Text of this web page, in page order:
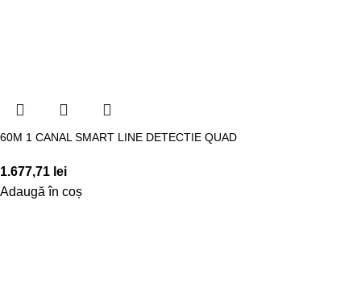
60M 1 CANAL SMART LINE DETECTIE QUAD
1.677,71 lei
Adaugă în coș